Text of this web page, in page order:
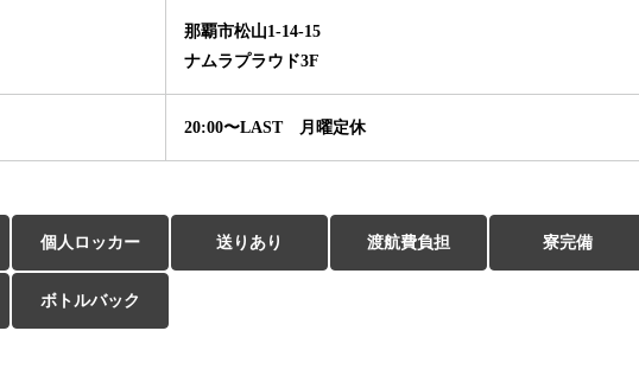
那覇市松山1-14-15
ナムラプラウド3F
20:00〜LAST 月曜定休
個人ロッカー 送りあり 渡航費負担 寮完備
ボトルバック